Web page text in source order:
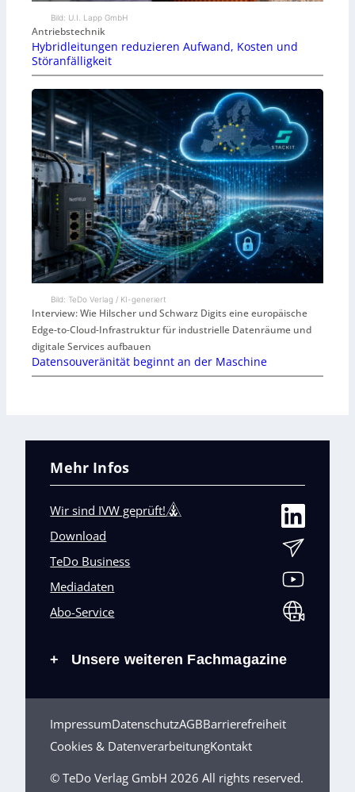
Bild: U.I. Lapp GmbH
Antriebstechnik
Hybridleitungen reduzieren Aufwand, Kosten und
Störanfälligkeit
Bild: TeDo Verlag / KI-generiert
Interview: Wie Hilscher und Schwarz Digits eine europäische
Edge-to-Cloud-Infrastruktur für industrielle Datenräume und
digitale Services aufbauen
Datensouveränität beginnt an der Maschine
Mehr Infos
Wir sind IVW geprüft!
Download
TeDo Business
Mediadaten
Abo-Service
+ Unsere weiteren Fachmagazine
ImpressumDatenschutzAGBBarrierefreiheit
Cookies & DatenverarbeitungKontakt
© TeDo Verlag GmbH 2026 All rights reserved.